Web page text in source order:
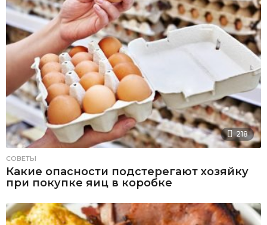
218
СОВЕТЫ
Какие опасности подстерегают хозяйку
при покупке яиц в коробке